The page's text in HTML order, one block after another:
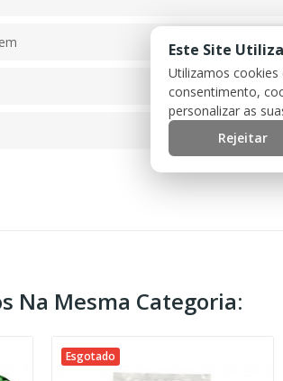
Na Mesma Categoria:
Esgotado
Este Site
Utilizamos
consentimento,
personalizar as
Rejeitar